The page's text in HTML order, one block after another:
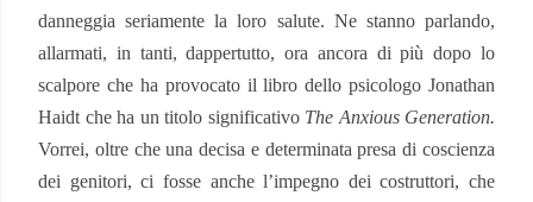
danneggia seriamente la loro salute. Ne stanno parlando,
allarmati, in tanti, dappertutto, ora ancora di più dopo lo
scalpore che ha provocato il libro dello psicologo Jonathan
Haidt che ha un titolo significativo The Anxious Generation.
Vorrei, oltre che una decisa e determinata presa di coscienza
dei genitori, ci fosse anche l’impegno dei costruttori, che